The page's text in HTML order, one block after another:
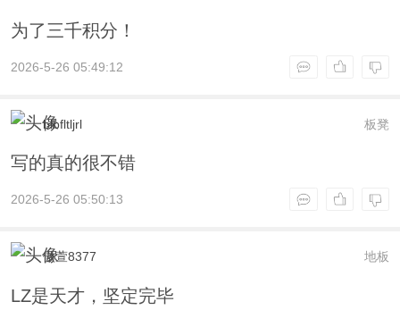
为了三千积分！
2026-5-26 05:49:12
板凳
blbfltljrl
写的真的很不错
2026-5-26 05:50:13
地板
傲萱8377
LZ是天才，坚定完毕